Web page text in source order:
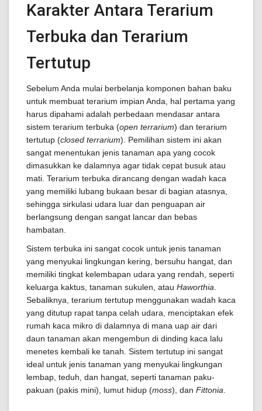
Karakter Antara Terarium
Terbuka dan Terarium
Tertutup
Sebelum Anda mulai berbelanja komponen bahan baku
untuk membuat terarium impian Anda, hal pertama yang
harus dipahami adalah perbedaan mendasar antara
sistem terarium terbuka (open terrarium) dan terarium
tertutup (closed terrarium). Pemilihan sistem ini akan
sangat menentukan jenis tanaman apa yang cocok
dimasukkan ke dalamnya agar tidak cepat busuk atau
mati. Terarium terbuka dirancang dengan wadah kaca
yang memiliki lubang bukaan besar di bagian atasnya,
sehingga sirkulasi udara luar dan penguapan air
berlangsung dengan sangat lancar dan bebas
hambatan.
Sistem terbuka ini sangat cocok untuk jenis tanaman
yang menyukai lingkungan kering, bersuhu hangat, dan
memiliki tingkat kelembapan udara yang rendah, seperti
keluarga kaktus, tanaman sukulen, atau Haworthia
Sebaliknya, terarium tertutup menggunakan wadah kaca
yang ditutup rapat tanpa celah udara, menciptakan efek
rumah kaca mikro di dalamnya di mana uap air dari
daun tanaman akan mengembun di dinding kaca lalu
menetes kembali ke tanah. Sistem tertutup ini sangat
ideal untuk jenis tanaman yang menyukai lingkungan
lembap, teduh, dan hangat, seperti tanaman paku-
pakuan (pakis mini), lumut hidup (moss), dan Fittonia